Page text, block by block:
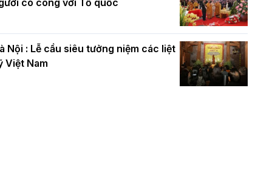
có công với Tổ quốc
Nội : Lễ cầu siêu tưởng niệm các liệt
Việt Nam